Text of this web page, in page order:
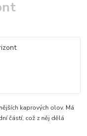
kaprových olov. Má
částí, což z něj dělá